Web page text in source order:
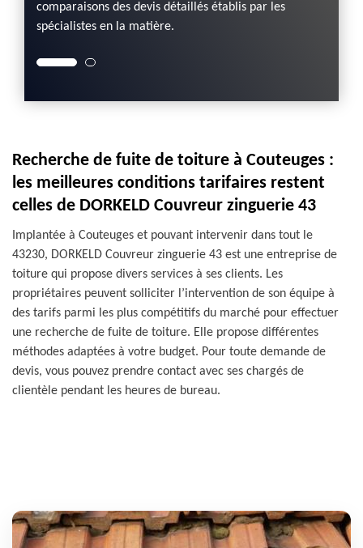
comparaisons des devis détaillés établis par les
spécialistes en la matière.
Recherche de fuite de toiture à Couteuges :
les meilleures conditions tarifaires restent
celles de DORKELD Couvreur zinguerie 43
Implantée à Couteuges et pouvant intervenir dans tout le
43230, DORKELD Couvreur zinguerie 43 est une entreprise de
toiture qui propose divers services à ses clients. Les
propriétaires peuvent solliciter l’intervention de son équipe à
des tarifs parmi les plus compétitifs du marché pour effectuer
une recherche de fuite de toiture. Elle propose différentes
méthodes adaptées à votre budget. Pour toute demande de
devis, vous pouvez prendre contact avec ses chargés de
clientèle pendant les heures de bureau.